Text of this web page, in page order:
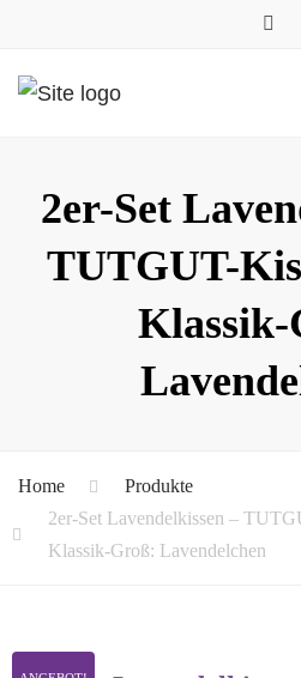
2er-Set
TUTGUT-
Klassik-
Home
Produkte
2er-Set Lavendelkissen –
Klassik-Groß: Lavendelchen